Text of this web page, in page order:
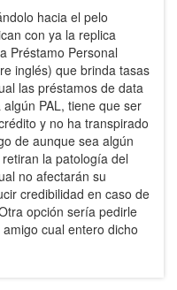
hacia el pelo
con ya la replica
Préstamo Personal
inglés) que brinda tasas
las préstamos de data
PAL, tiene que ser
y no ha transpirado
de aunque sea algún
la patologí­a del
no afectarán su
credibilidad en caso de
opción serí­a pedirle
cual entero dicho